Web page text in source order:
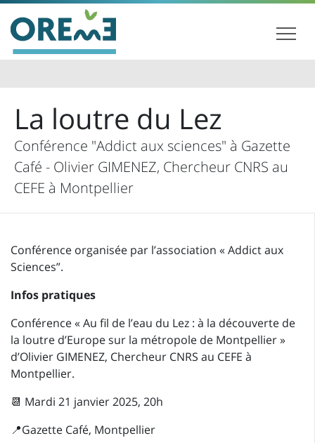
La loutre du Lez
Conférence "Addict aux sciences" à Gazette
Café - Olivier GIMENEZ, Chercheur CNRS au
CEFE à Montpellier
Conférence organisée par l’association « Addict aux
Sciences”.
Infos pratiques
Conférence « Au fil de l’eau du Lez : à la découverte de
la loutre d’Europe sur la métropole de Montpellier »
d’Olivier GIMENEZ, Chercheur CNRS au CEFE à
Montpellier.
📆 Mardi 21 janvier 2025, 20h
📍Gazette Café, Montpellier